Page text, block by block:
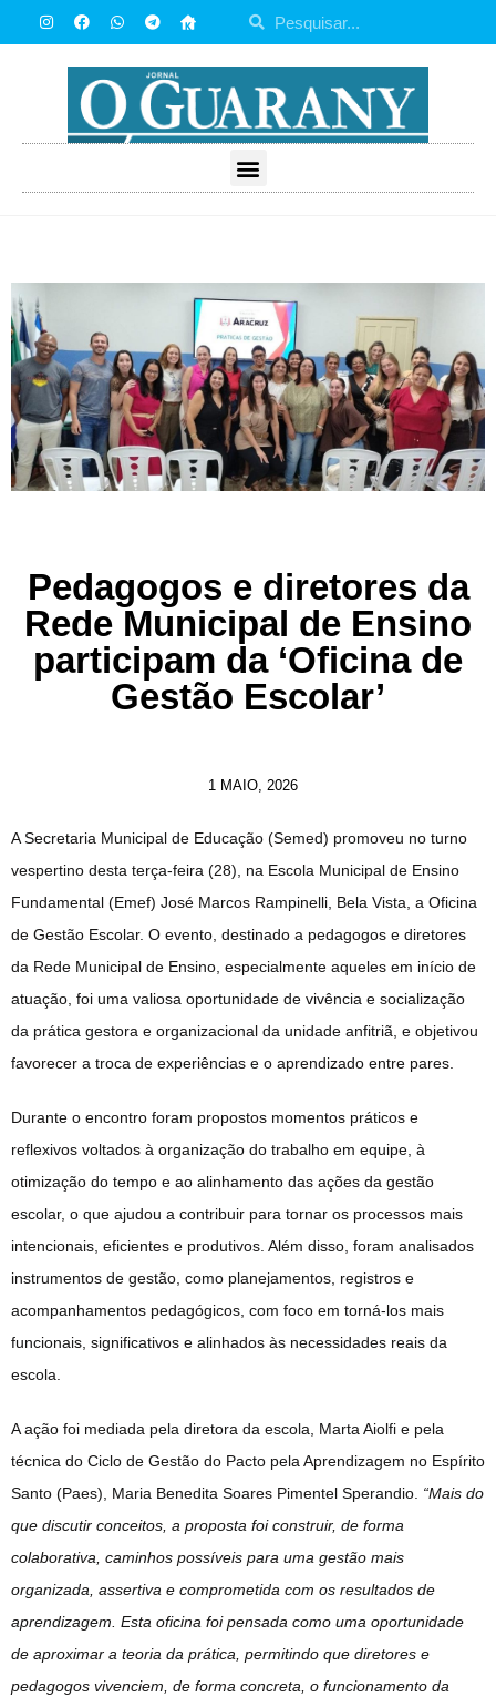
Pedagogos e diretores da
Rede Municipal de Ensino
participam da ‘Oficina de
Gestão Escolar’
1 MAIO, 2026
A Secretaria Municipal de Educação (Semed) promoveu no turno
vespertino desta terça-feira (28), na Escola Municipal de Ensino
Fundamental (Emef) José Marcos Rampinelli, Bela Vista, a Oficina
de Gestão Escolar. O evento, destinado a pedagogos e diretores
da Rede Municipal de Ensino, especialmente aqueles em início de
atuação, foi uma valiosa oportunidade de vivência e socialização
da prática gestora e organizacional da unidade anfitriã, e objetivou
favorecer a troca de experiências e o aprendizado entre pares.
Durante o encontro foram propostos momentos práticos e
reflexivos voltados à organização do trabalho em equipe, à
otimização do tempo e ao alinhamento das ações da gestão
escolar, o que ajudou a contribuir para tornar os processos mais
intencionais, eficientes e produtivos. Além disso, foram analisados
instrumentos de gestão, como planejamentos, registros e
acompanhamentos pedagógicos, com foco em torná-los mais
funcionais, significativos e alinhados às necessidades reais da
escola.
A ação foi mediada pela diretora da escola, Marta Aiolfi e pela
técnica do Ciclo de Gestão do Pacto pela Aprendizagem no Espírito
Santo (Paes), Maria Benedita Soares Pimentel Sperandio. “Mais do
que discutir conceitos, a proposta foi construir, de forma
colaborativa, caminhos possíveis para uma gestão mais
organizada, assertiva e comprometida com os resultados de
aprendizagem. Esta oficina foi pensada como uma oportunidade
de aproximar a teoria da prática, permitindo que diretores e
pedagogos vivenciem, de forma concreta, o funcionamento da